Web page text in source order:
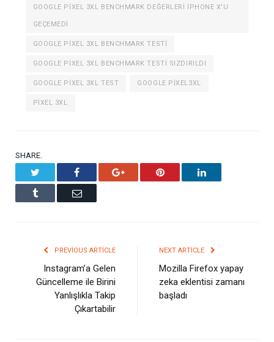
GOOGLE PIXEL 3XL BENCHMARK DEĞERLERI IPHONE X'U
GEÇEMEDI
GOOGLE PIXEL 3XL BENCHMARK TESTI
GOOGLE PIXEL 3XL BENCHMARK TESTI SIZDIRILDI
GOOGLE PIXEL 3XL TEST GOOGLE PIXEL3XL
PIXEL 3XL
SHARE.
Facebook Google+ Pinterest LinkedIn
Tumblr Email
PREVIOUS ARTICLE
Instagram’a Gelen
Güncelleme ile Birini
Yanlışlıkla Takip
Çıkartabilir
NEXT ARTICLE
Mozilla Firefox yapay
zeka eklentisi zamanı
başladı